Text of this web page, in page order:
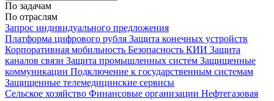
По задачам
По отраслям
Запрос индивидуального предложения
Платформа цифрового рубля Защита конечных устройств
Корпоративная мобильность Безопасность КИИ Защита
каналов связи Защита промышленных систем Защищенные
коммуникации Подключение к государственным системам
Защищенные телемедицинские сервисы
Сельское хозяйство Финансовые организации Нефтегазовая